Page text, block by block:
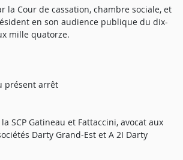
la Cour de cassation, chambre sociale, et
en son audience publique du dix-
mille quatorze.
présent arrêt
SCP Gatineau et Fattaccini, avocat aux
Darty Grand-Est et A 2I Darty